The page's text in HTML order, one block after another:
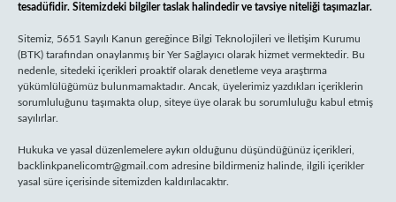
tesadüfidir. Sitemizdeki bilgiler taslak halindedir ve tavsiye niteliği taşımazlar.
Sitemiz, 5651 Sayılı Kanun gereğince Bilgi Teknolojileri ve İletişim Kurumu
(BTK) tarafından onaylanmış bir Yer Sağlayıcı olarak hizmet vermektedir. Bu
nedenle, sitedeki içerikleri proaktif olarak denetleme veya araştırma
yükümlülüğümüz bulunmamaktadır. Ancak, üyelerimiz yazdıkları içeriklerin
sorumluluğunu taşımakta olup, siteye üye olarak bu sorumluluğu kabul etmiş
sayılırlar.
Hukuka ve yasal düzenlemelere aykırı olduğunu düşündüğünüz içerikleri,
backlinkpanelicomtr@gmail.com adresine bildirmeniz halinde, ilgili içerikler
yasal süre içerisinde sitemizden kaldırılacaktır.